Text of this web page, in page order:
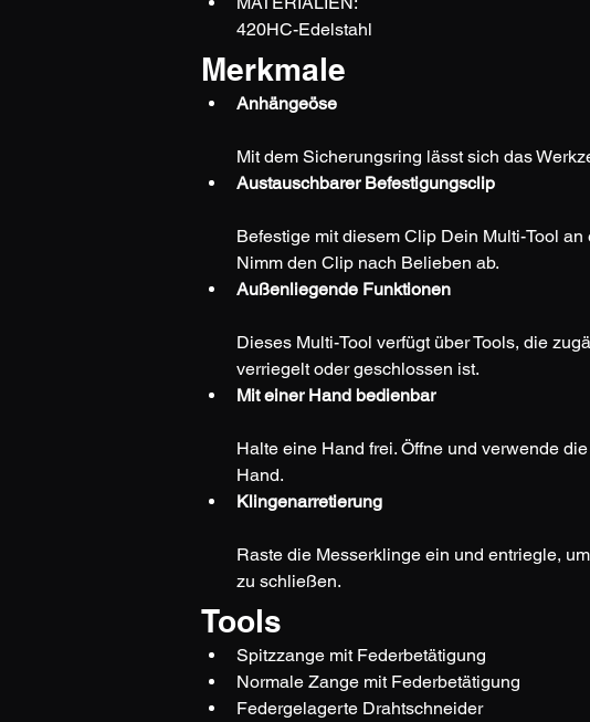
420HC-Edelstahl
Merkmale
Anhängeöse
Mit dem Sicherungsring lässt sich das
Austauschbarer Befestigungsclip
Befestige mit diesem Clip Dein Multi-Tool
Nimm den Clip nach Belieben ab.
Außenliegende Funktionen
Dieses Multi-Tool verfügt über Tools, die
verriegelt oder geschlossen ist.
Mit einer Hand bedienbar
Halte eine Hand frei. Öffne und verwende
Hand.
Klingenarretierung
Raste die Messerklinge ein und entriegle,
zu schließen.
Tools
Spitzzange mit Federbetätigung
Normale Zange mit Federbetätigung
Federgelagerte Drahtschneider